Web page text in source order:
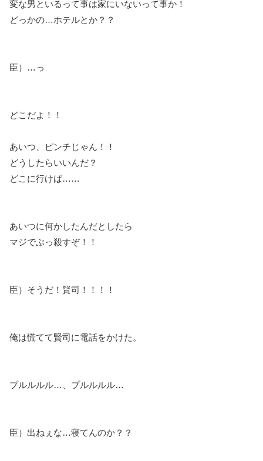
変な男といるって事は家にいないって事か！
どっかの…ホテルとか？？
臣）…っ
どこだよ！！
あいつ、ピンチじゃん！！
どうしたらいいんだ？
どこに行けば……
あいつに何かしたんだとしたら
マジでぶっ殺すぞ！！
臣）そうだ！賢司！！！！
俺は慌てて賢司に電話をかけた。
プルルルル…、プルルルル…
臣）出ねぇな…寝てんのか？？